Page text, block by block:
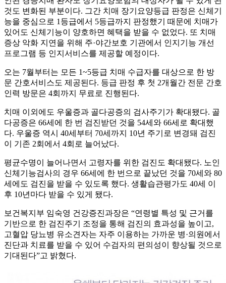
것도 변화된 부분이다. 그간 치매 장기요양등급 판정은 신체기
능을 중심으로 1등급에서 5등급까지 판정했기 때문에 치매가
있어도 신체기능이 양호하면 혜택을 받을 수 없었다. 또 치매
증상 악화 지연을 위해 주·야간보호 기관에서 인지기능 개선
프로그램 등 인지서비스를 제공할 예정이다.
오는 7월부터는 모든 1~5등급 치매 수급자를 대상으로 한 방
문 간호서비스도 제공된다. 등급 판정 후 첫 2개월간 전문 간호
인력 방문은 4회까지 무료로 진행된다.
치매 이외에도 우울증과 골다공증의 검사주기가 확대됐다. 골
다공증은 66세에 한 번 검진받던 것을 54세와 66세로 확대했
다. 우울증 역시 40세부터 70세까지 10년 주기로 변경돼 검진
이 기존 2회에서 4회로 늘어났다.
평균수명이 늘어나면서 고령자를 위한 검진도 확대됐다. 노인
신체기능검사의 경우 66세에 한 번으로 끝났던 것을 70세와 80
세에도 검진을 받을 수 있도록 했다. 생활습관평가도 40세 이
후 10년마다 받을 수 있게 됐다.
보건복지부 임숙영 건강증진과장은 “연령별 특성 및 근거를
기반으로 한 검진주기 조정을 통해 검진의 효과성을 높이고,
고혈압 당뇨병 유소견자는 자주 이용하는 가까운 병·의원에서
진단과 치료를 받을 수 있어 수검자의 편의성이 향상될 것으로
기대된다”고 밝혔다.